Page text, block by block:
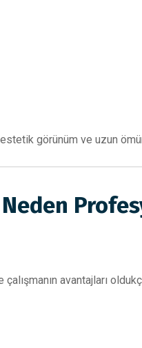
görünüm ve uzun
avantajları